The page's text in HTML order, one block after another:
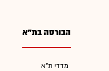
הבורסה בת"א
מדדי ת"א